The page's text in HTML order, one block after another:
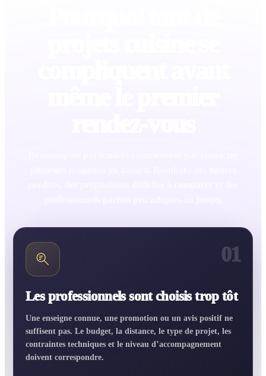
01
Les professionnels sont choisis trop tôt
Une enseigne connue, une promotion ou un avis positif ne
suffisent pas. Le budget, la distance, le type de projet, les
contraintes techniques et le niveau d’accompagnement
doivent correspondre.